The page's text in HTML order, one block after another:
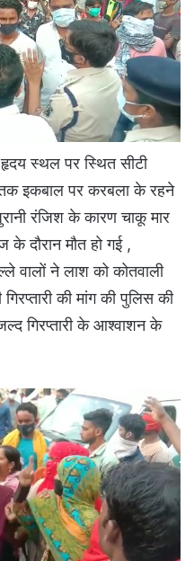
हृदय स्थल पर स्थित सीटी
इकबाल पर करबला के रहने
रंजिश के कारण चाकू मार
दौरान मौत हो गई ,
वालों ने लाश को कोतवाली
की मांग की पुलिस की
गिरप्तारी के आश्वाशन के